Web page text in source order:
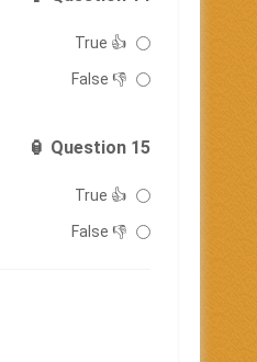
👍 True
👎 False
Question 15 🏮
👍 True
👎 False